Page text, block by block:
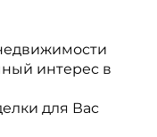
интерес в
для Вас